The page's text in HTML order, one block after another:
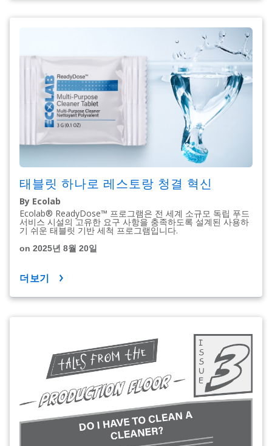
태블릿 하나로 레스토랑 청결 혁신
By Ecolab
Ecolab® ReadyDose™ 프로그램은 전 세계 소규모 독립 푸드
서비스 시설의 고유한 요구 사항을 충족하도록 설계된 사용하
기 쉬운 태블릿 기반 세척 프로그램입니다.
on 2025년 8월 20일
더보기